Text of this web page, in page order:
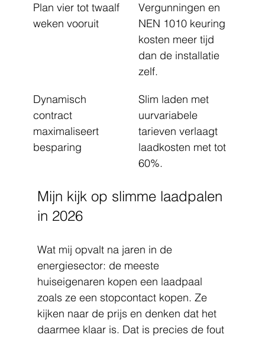
Plan vier tot twaalf
weken vooruit
Vergunningen en
NEN 1010 keuring
kosten meer tijd
dan de installatie
zelf.
Dynamisch
contract
maximaliseert
besparing
Slim laden met
uurvariabele
tarieven verlaagt
laadkosten met tot
60%.
Mijn kijk op slimme laadpalen
in 2026
Wat mij opvalt na jaren in de
energiesector: de meeste
huiseigenaren kopen een laadpaal
zoals ze een stopcontact kopen. Ze
kijken naar de prijs en denken dat het
daarmee klaar is. Dat is precies de fout